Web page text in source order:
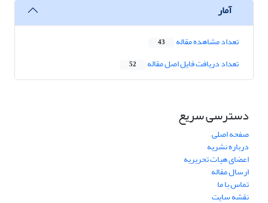
آمار
تعداد مشاهده مقاله 43
تعداد دریافت فایل اصل مقاله 52
دسترسی سریع
صفحه اصلی
درباره نشریه
اعضای هیات تحریریه
ارسال مقاله
تماس با ما
نقشه سایت